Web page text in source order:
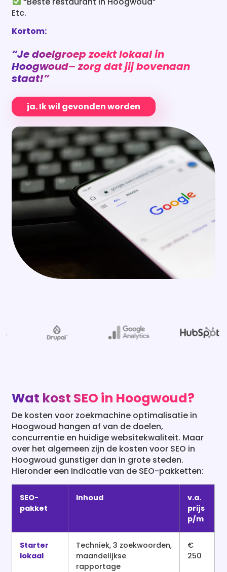
Etc.
Kortom:
“Je doelgroep zoekt lokaal in
Hoogwoud– zorg dat jij bovenaan
staat!”
ja. Ik wil gevonden worden
Wat kost SEO in Hoogwoud?
De kosten voor zoekmachine optimalisatie in
Hoogwoud hangen af van de doelen,
concurrentie en huidige websitekwaliteit. Maar
over het algemeen zijn de kosten voor SEO in
Hoogwoud gunstiger dan in grote steden.
Hieronder een indicatie van de SEO-pakketten:
SEO-
pakket
Inhoud
v.a.
prijs
p/m
Starter
lokaal
Techniek, 3 zoekwoorden,
maandelijkse
rapportage
€
250